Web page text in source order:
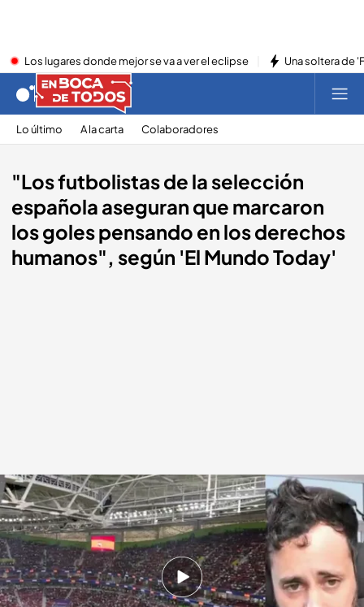
Los lugares donde mejor se va a ver el eclipse Una soltera de
Lo último A la carta Colaboradores
"Los futbolistas de la selección
española aseguran que marcaron
los goles pensando en los derechos
humanos", según 'El Mundo Today'
La otra actualidad del 24 de noviembre de 2022.
En boca de todos
24 NOV 2022 - 15:09h.
'El Mundo Today' analiza la actualidad del 24 de